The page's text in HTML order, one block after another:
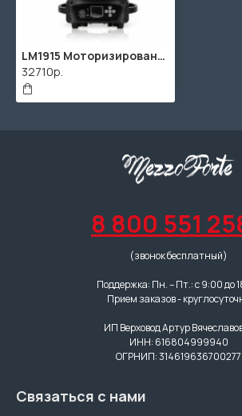
LM1915 Моторизированная световая "голова", 19х15Вт RGBW, Big Dipper
32710р.
8 800 551
(звонок бесплатный)
Поддержка: Пн. – Пт.: с 9:00 до
Прием заказов -
ИП Верховод Артур
ИНН: 616804999940
ОГРНИП: 314619636700277
Связаться с нами